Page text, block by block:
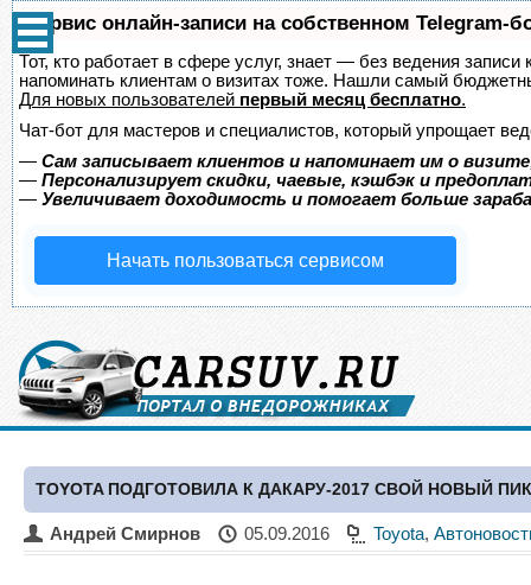
Сервис онлайн-записи на собственном Telegram-
Тот, кто работает в сфере услуг, знает — без ведения
напоминать клиентам о визитах тоже. Нашли самый
Для новых пользователей первый месяц бесплатно.
Чат-бот для мастеров и специалистов, который упрощает
— Сам записывает клиентов и напоминает им о
— Персонализирует скидки, чаевые, кэшбэк и
— Увеличивает доходимость и помогает больше
Начать пользоваться сервисом
TOYOTA ПОДГОТОВИЛА К ДАКАРУ-2017 СВОЙ НОВЫЙ
Андрей Смирнов 05.09.2016 Toyota,